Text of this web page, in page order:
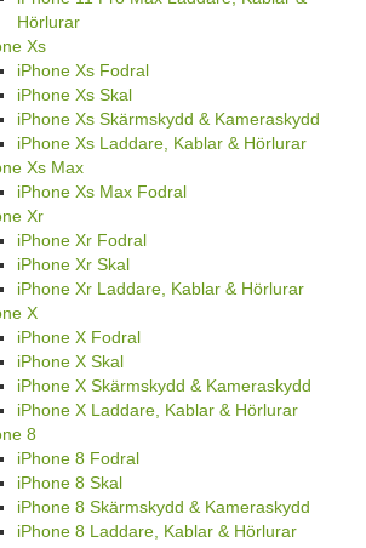
11 Pro Max
iPhone 11 Pro Max Fodral
iPhone 11 Pro Max Skal
iPhone 11 Pro Max Laddare, Kablar &
Hörlurar
Xs
iPhone Xs Fodral
iPhone Xs Skal
iPhone Xs Skärmskydd & Kameraskydd
iPhone Xs Laddare, Kablar & Hörlurar
Xs Max
iPhone Xs Max Fodral
Xr
iPhone Xr Fodral
iPhone Xr Skal
iPhone Xr Laddare, Kablar & Hörlurar
X
iPhone X Fodral
iPhone X Skal
iPhone X Skärmskydd & Kameraskydd
iPhone X Laddare, Kablar & Hörlurar
8
iPhone 8 Fodral